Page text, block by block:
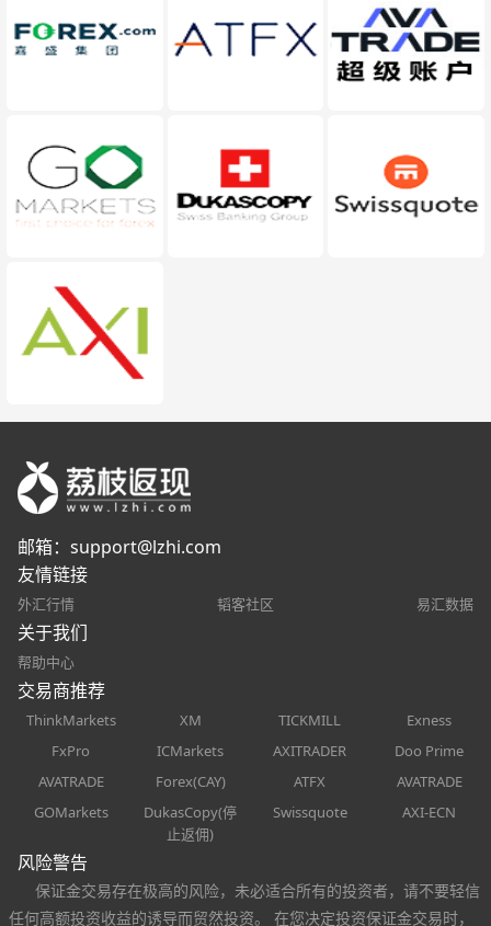
邮箱： support@lzhi.com
友情链接
外汇行情 韬客社区 易汇数据
关于我们
帮助中心
交易商推荐
ThinkMarkets XM TICKMILL
Exness
FxPro
ICMarkets AXITRADER
Doo Prime
AVATRADE
Forex(CAY) ATFX
AVATRADE
GOMarkets
DukasCopy(停
止返佣)
Swissquote AXI-ECN
风险警告
保证金交易存在极高的风险，未必适合所有的投资者，请不要轻信
任何高额投资收益的诱导而贸然投资。 在您决定投资保证金交易时，